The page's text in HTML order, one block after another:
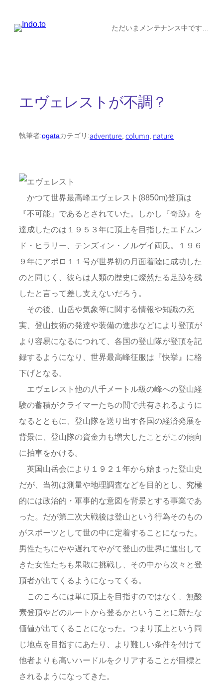
ただいまメンテナンス中です…
エヴェレストが不調？
執筆者:ogataカテゴリ:adventure, column, nature
かつて世界最高峰エヴェレスト(8850m)登頂は
『不可能』であるとされていた。しかし『奇跡』を
達成したのは１９５３年に頂上を目指したエドムン
ド・ヒラリー、テンズィン・ノルゲイ両氏。１９６
９年にアポロ１１号が世界初の月面着陸に成功した
のと同じく、彼らは人類の歴史に燦然たる足跡を残
したと言って差し支えないだろう。
その後、山岳や気象等に関する情報や知識の充
実、登山技術の発達や装備の進歩などにより登頂が
より容易になるにつれて、各国の登山隊が登頂を記
録するようになり、世界最高峰征服は『快挙』に格
下げとなる。
エヴェレスト他の八千メートル級の峰への登山経
験の蓄積がクライマーたちの間で共有されるように
なるとともに、登山隊を送り出す各国の経済発展を
背景に、登山隊の資金力も増大したことがこの傾向
に拍車をかける。
英国山岳会により１９２１年から始まった登山史
だが、当初は測量や地理調査などを目的とし、究極
的には政治的・軍事的な意図を背景とする事業であ
った。だが第二次大戦後は登山という行為そのもの
がスポーツとして世の中に定着することになった。
男性たちにやや遅れてやがて登山の世界に進出して
きた女性たちも果敢に挑戦し、その中から次々と登
頂者が出てくるようになってくる。
このころには単に頂上を目指すのではなく、無酸
素登頂やどのルートから登るかということに新たな
価値が出てくることになった。つまり頂上という同
じ地点を目指すにあたり、より難しい条件を付けて
他者よりも高いハードルをクリアすることが目標と
されるようになってきた。